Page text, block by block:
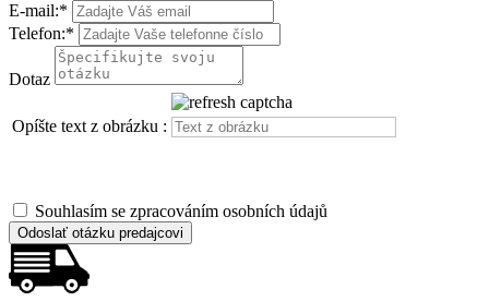
E-mail:*
Telefon:*
Dotaz
Opíšte text z obrázku :
Souhlasím se zpracováním osobních údajů
Odoslať otázku predajcovi